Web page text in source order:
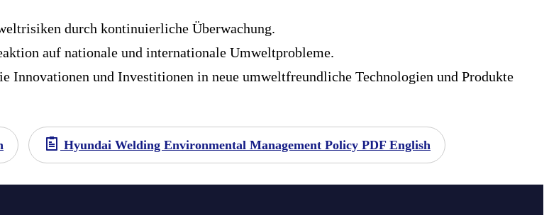
durch kontinuierliche Überwachung.
auf nationale und internationale Umweltprobleme.
und Investitionen in neue umweltfreundliche Technologien und Produkte
Hyundai Welding Environmental Management Policy PDF English